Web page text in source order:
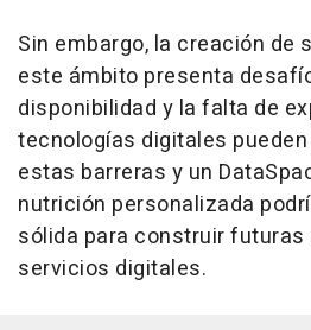
Sin embargo, la creación de
este ámbito presenta
disponibilidad y la falta de
tecnologías digitales
estas barreras y un
nutrición personalizada
sólida para construir
servicios digitales.